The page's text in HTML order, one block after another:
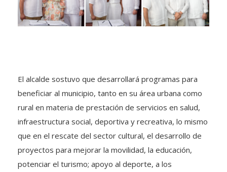
El alcalde sostuvo que desarrollará programas para
beneficiar al municipio, tanto en su área urbana como
rural en materia de prestación de servicios en salud,
infraestructura social, deportiva y recreativa, lo mismo
que en el rescate del sector cultural, el desarrollo de
proyectos para mejorar la movilidad, la educación,
potenciar el turismo; apoyo al deporte, a los